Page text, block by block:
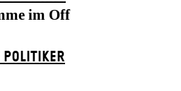
im Off
POLITIKER